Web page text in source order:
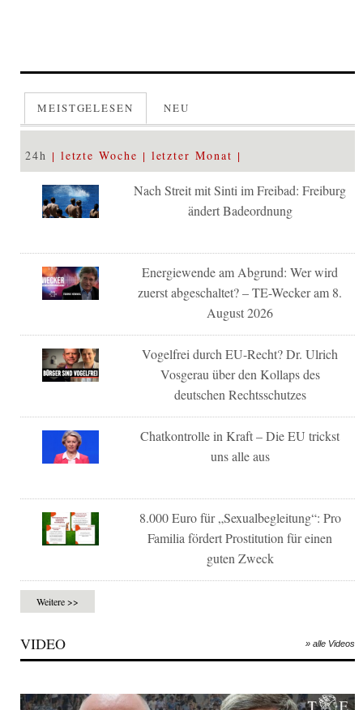
MEISTGELESEN NEU
24h letzte Woche letzter Monat
Nach Streit mit Sinti im Freibad: Freiburg
ändert Badeordnung
Energiewende am Abgrund: Wer wird
zuerst abgeschaltet? – TE-Wecker am 8.
August 2026
Vogelfrei durch EU-Recht? Dr. Ulrich
Vosgerau über den Kollaps des
deutschen Rechtsschutzes
Chatkontrolle in Kraft – Die EU trickst
uns alle aus
8.000 Euro für „Sexualbegleitung“: Pro
Familia fördert Prostitution für einen
guten Zweck
Weitere >>
VIDEO » alle Videos